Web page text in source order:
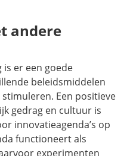
andere
er een goede
beleidsmiddelen
Een positieve
gedrag en cultuur is
innovatieagenda’s op
functioneert als
experimenten